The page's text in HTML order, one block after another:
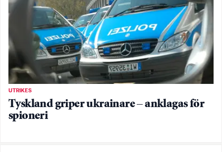
UTRIKES
Tyskland griper ukrainare – anklagas för
spioneri